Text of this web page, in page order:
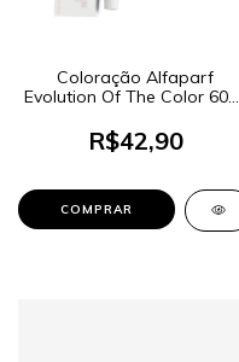
Coloração Alfaparf
Evolution Of The Color 60ml
Cinza
R$42,90